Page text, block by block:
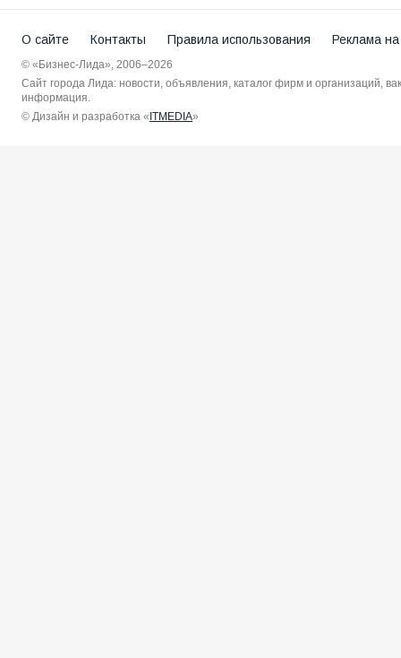
О сайте Контакты Правила использования Реклама
© «Бизнес-Лида», 2006–2026
Сайт города Лида: новости, объявления, каталог фирм и организаций,
информация.
© Дизайн и разработка « ITMEDIA»